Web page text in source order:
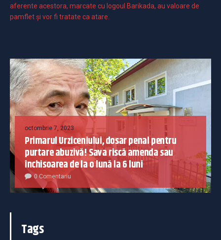
aferente acestora, marcate cu logoul Barikada, au valoare de
pamflet și vor fi tratate ca atare.
octombrie 7, 2023
Primarul Urziceniului, dosar penal pentru
purtare abuzivă! Sava riscă amenda sau
închisoarea de la o lună la 6 luni
0 Comentariu
Tags